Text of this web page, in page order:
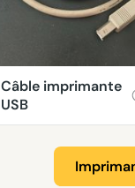
Câble imprimante
USB